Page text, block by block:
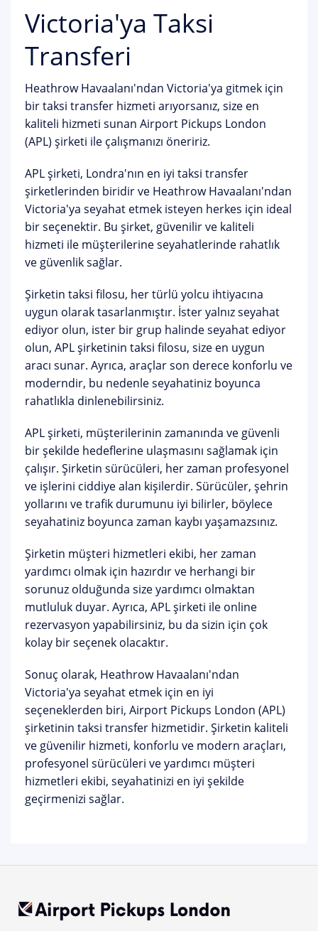
Victoria'ya Taksi
Transferi
Heathrow Havaalanı'ndan Victoria'ya gitmek için
bir taksi transfer hizmeti arıyorsanız, size en
kaliteli hizmeti sunan Airport Pickups London
(APL) şirketi ile çalışmanızı öneririz.
APL şirketi, Londra'nın en iyi taksi transfer
şirketlerinden biridir ve Heathrow Havaalanı'ndan
Victoria'ya seyahat etmek isteyen herkes için ideal
bir seçenektir. Bu şirket, güvenilir ve kaliteli
hizmeti ile müşterilerine seyahatlerinde rahatlık
ve güvenlik sağlar.
Şirketin taksi filosu, her türlü yolcu ihtiyacına
uygun olarak tasarlanmıştır. İster yalnız seyahat
ediyor olun, ister bir grup halinde seyahat ediyor
olun, APL şirketinin taksi filosu, size en uygun
aracı sunar. Ayrıca, araçlar son derece konforlu ve
moderndir, bu nedenle seyahatiniz boyunca
rahatlıkla dinlenebilirsiniz.
APL şirketi, müşterilerinin zamanında ve güvenli
bir şekilde hedeflerine ulaşmasını sağlamak için
çalışır. Şirketin sürücüleri, her zaman profesyonel
ve işlerini ciddiye alan kişilerdir. Sürücüler, şehrin
yollarını ve trafik durumunu iyi bilirler, böylece
seyahatiniz boyunca zaman kaybı yaşamazsınız.
Şirketin müşteri hizmetleri ekibi, her zaman
yardımcı olmak için hazırdır ve herhangi bir
sorunuz olduğunda size yardımcı olmaktan
mutluluk duyar. Ayrıca, APL şirketi ile online
rezervasyon yapabilirsiniz, bu da sizin için çok
kolay bir seçenek olacaktır.
Sonuç olarak, Heathrow Havaalanı'ndan
Victoria'ya seyahat etmek için en iyi
seçeneklerden biri, Airport Pickups London (APL)
şirketinin taksi transfer hizmetidir. Şirketin kaliteli
ve güvenilir hizmeti, konforlu ve modern araçları,
profesyonel sürücüleri ve yardımcı müşteri
hizmetleri ekibi, seyahatinizi en iyi şekilde
geçirmenizi sağlar.